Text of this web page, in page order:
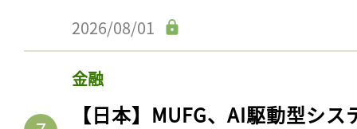
2026/08/01
金融
【日本】MUFG、AI駆動型シ